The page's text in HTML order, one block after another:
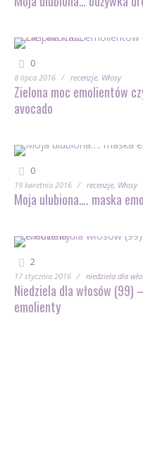
0
8 lipca 2016 recenzje Włosy
Zielona moc emolientów
avocado
0
19 kwietnia 2016 recenzje Włosy
Moja ulubiona…. maska
2
17 stycznia 2016 niedziela dla
Niedziela dla włosów (99)
emolienty